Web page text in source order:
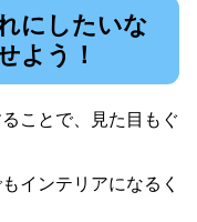
にしたいな
よう！
ことで、見た目もぐ
インテリアになるく